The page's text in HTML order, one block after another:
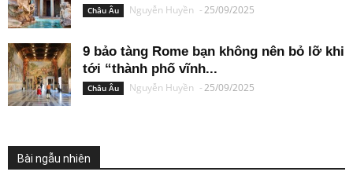
Châu Âu Nguyễn Huyền -25/09/2025
9 bảo tàng Rome bạn không nên bỏ lỡ khi
tới “thành phố vĩnh...
Châu Âu Nguyễn Huyền -25/09/2025
Bài ngẫu nhiên